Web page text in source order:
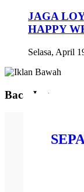
JAGA
HAPPY
Selasa, April
Baca Juga